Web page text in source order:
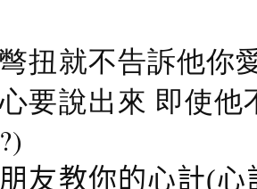
扭就不告訴他你
要說出來 即使
友教你的心計(